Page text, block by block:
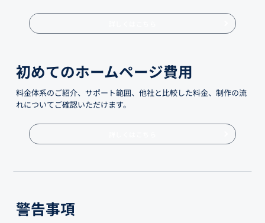
初めてのホームページ費用
料金体系のご紹介、サポート範囲、他社と比較した料金、制作の流
れについてご確認いただけます。
警告事項